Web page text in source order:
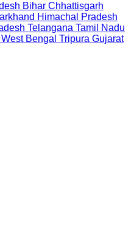
Bihar Chhattisgarh
Himachal Pradesh
Telangana Tamil Nadu
West Bengal Tripura Gujarat